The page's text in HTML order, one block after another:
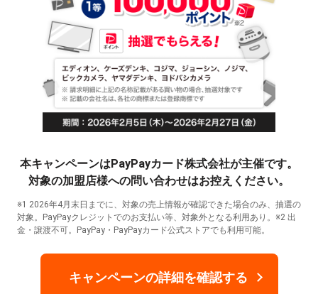
本キャンペーンはPayPayカード株式会社が主催です。
対象の加盟店様への問い合わせはお控えください。
※1 2026年4月末日までに、対象の売上情報が確認できた場合のみ、抽選の
対象。PayPayクレジットでのお支払い等、対象外となる利用あり。※2 出
金・譲渡不可。PayPay・PayPayカード公式ストアでも利用可能。
キャンペーンの詳細を確認する